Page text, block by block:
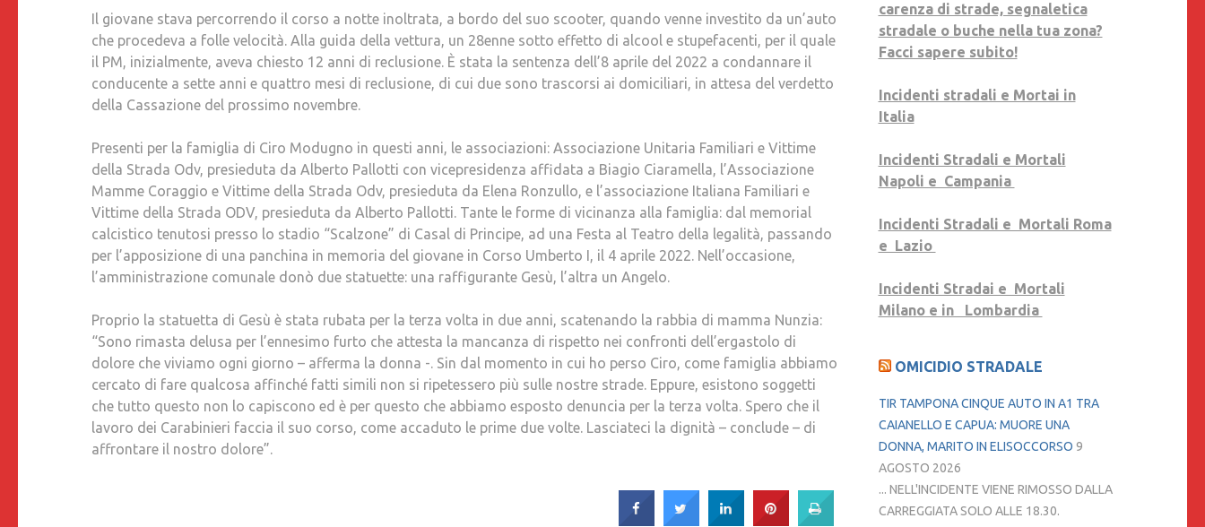
LASCIATECI
DIGNITÀ
AFFRONTARE
NOSTRO
Il giovane stava percorrendo il corso a notte inoltrata, a bordo del suo scooter, quando venne investito da un’auto
che procedeva a folle velocità. Alla guida della vettura, un 28enne sotto effetto di alcool e stupefacenti, per il quale
il PM, inizialmente, aveva chiesto 12 anni di reclusione. È stata la sentenza dell’8 aprile del 2022 a condannare il
conducente a sette anni e quattro mesi di reclusione, di cui due sono trascorsi ai domiciliari, in attesa del verdetto
della Cassazione del prossimo novembre.
Presenti per la famiglia di Ciro Modugno in questi anni, le associazioni: Associazione Unitaria Familiari e Vittime
della Strada Odv, presieduta da Alberto Pallotti con vicepresidenza affidata a Biagio Ciaramella, l’Associazione
Mamme Coraggio e Vittime della Strada Odv, presieduta da Elena Ronzullo, e l’associazione Italiana Familiari e
Vittime della Strada ODV, presieduta da Alberto Pallotti. Tante le forme di vicinanza alla famiglia: dal memorial
calcistico tenutosi presso lo stadio “Scalzone” di Casal di Principe, ad una Festa al Teatro della legalità, passando
per l’apposizione di una panchina in memoria del giovane in Corso Umberto I, il 4 aprile 2022. Nell’occasione,
l’amministrazione comunale donò due statuette: una raffigurante Gesù, l’altra un Angelo.
Proprio la statuetta di Gesù è stata rubata per la terza volta in due anni, scatenando la rabbia di mamma Nunzia:
“Sono rimasta delusa per l’ennesimo furto che attesta la mancanza di rispetto nei confronti dell’ergastolo di
dolore che viviamo ogni giorno – afferma la donna -. Sin dal momento in cui ho perso Ciro, come famiglia abbiamo
cercato di fare qualcosa affinché fatti simili non si ripetessero più sulle nostre strade. Eppure, esistono soggetti
che tutto questo non lo capiscono ed è per questo che abbiamo esposto denuncia per la terza volta. Spero che il
lavoro dei Carabinieri faccia il suo corso, come accaduto le prime due volte. Lasciateci la dignità – conclude – di
affrontare il nostro dolore”.
carenza di strade, segnaletica
stradale o buche nella tua zona?
Facci sapere subito!
Incidenti stradali e Mortai in
Italia
Incidenti Stradali e Mortali
Napoli e Campania
Incidenti Stradali e Mortali Roma
e Lazio
Incidenti Stradai e Mortali
Milano e in Lombardia
OMICIDIO STRADALE
TIR TAMPONA CINQUE AUTO IN A1 TRA
CAIANELLO E CAPUA: MUORE UNA
DONNA, MARITO IN ELISOCCORSO 9
AGOSTO 2026
... NELL'INCIDENTE VIENE RIMOSSO DALLA
CARREGGIATA SOLO ALLE 18.30.